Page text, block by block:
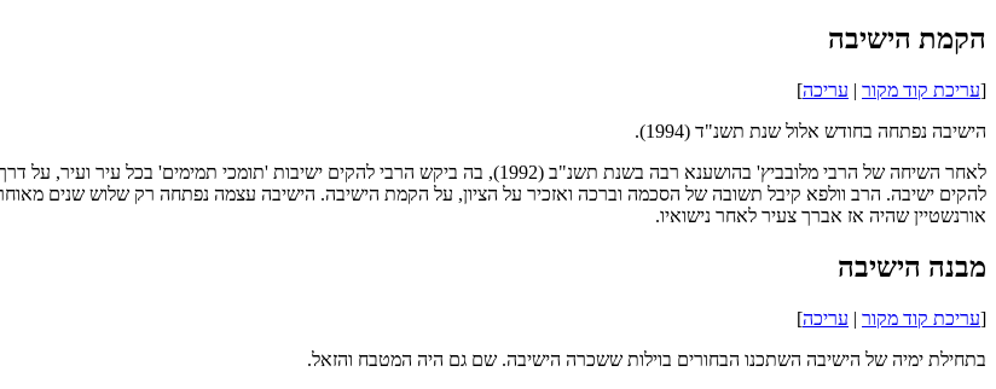
הקמת הישיבה
[עריכת קוד מקור | עריכה]
הישיבה נפתחה בחודש אלול שנת תשנ"ד (1994).
לאחר השיחה של הרבי מלובביץ' בהושענא רבה בשנת תשנ"ב (1992), בה ביקש הרבי להקים ישיבות
להקים ישיבה. הרב וולפא קיבל תשובה של הסכמה וברכה ואזכיר על הציון, על הקמת הישיבה. הישיבה עצמה נפתחה רק שלוש שנים
אורנשטיין שהיה אז אברך צעיר לאחר נישואיו.
מבנה הישיבה
[עריכת קוד מקור | עריכה]
בתחילת ימיה של הישיבה השתכנו הבחורים בוילות ששכרה הישיבה. שם גם היה המטבח והזאל.